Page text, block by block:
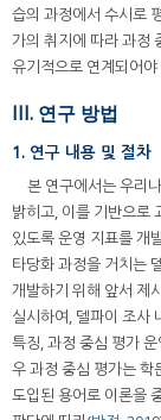
습의 과정에서 수시로
가의 취지에 따라 과정
유기적으로 연계되어야
III. 연구 방법
1. 연구 내용 및 절차
본 연구에서는 우리
밝히고, 이를 기반으로
있도록 운영 지표를 개
타당화 과정을 거치는
개발하기 위해 앞서 제
실시하여, 델파이 조사
특징, 과정 중심 평가
우 과정 중심 평가는 학
도입된 용어로 이론을